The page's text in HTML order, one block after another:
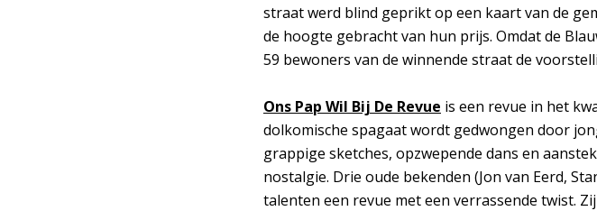
straat werd blind geprikt op een kaart van de
de hoogte gebracht van hun prijs. Omdat de
59 bewoners van de winnende straat de
Ons Pap Wil Bij De Revue is een revue in het
dolkomische spagaat wordt gedwongen door
grappige sketches, opzwepende dans en
nostalgie. Drie oude bekenden (Jon van Eerd,
talenten een revue met een verrassende twist.